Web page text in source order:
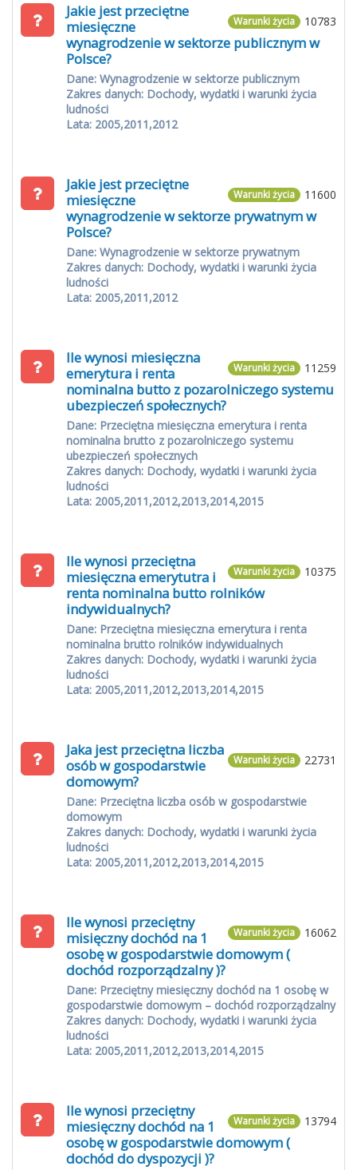
10783
Warunki życia
Jakie jest przeciętne
miesięczne
wynagrodzenie w sektorze publicznym w
Polsce?
Dane: Wynagrodzenie w sektorze publicznym
Zakres danych: Dochody, wydatki i warunki życia
ludności
Lata: 2005,2011,2012
11600
Warunki życia
Jakie jest przeciętne
miesięczne
wynagrodzenie w sektorze prywatnym w
Polsce?
Dane: Wynagrodzenie w sektorze prywatnym
Zakres danych: Dochody, wydatki i warunki życia
ludności
Lata: 2005,2011,2012
11259
Warunki życia
Ile wynosi miesięczna
emerytura i renta
nominalna butto z pozarolniczego systemu
ubezpieczeń społecznych?
Dane: Przeciętna miesięczna emerytura i renta
nominalna brutto z pozarolniczego systemu
ubezpieczeń społecznych
Zakres danych: Dochody, wydatki i warunki życia
ludności
Lata: 2005,2011,2012,2013,2014,2015
10375
Warunki życia
Ile wynosi przeciętna
miesięczna emerytutra i
renta nominalna butto rolników
indywidualnych?
Dane: Przeciętna miesięczna emerytura i renta
nominalna brutto rolników indywidualnych
Zakres danych: Dochody, wydatki i warunki życia
ludności
Lata: 2005,2011,2012,2013,2014,2015
22731
Warunki życia
Jaka jest przeciętna liczba
osób w gospodarstwie
domowym?
Dane: Przeciętna liczba osób w gospodarstwie
domowym
Zakres danych: Dochody, wydatki i warunki życia
ludności
Lata: 2005,2011,2012,2013,2014,2015
16062
Warunki życia
Ile wynosi przeciętny
misięczny dochód na 1
osobę w gospodarstwie domowym (
dochód rozporządzalny )?
Dane: Przeciętny miesięczny dochód na 1 osobę w
gospodarstwie domowym – dochód rozporządzalny
Zakres danych: Dochody, wydatki i warunki życia
ludności
Lata: 2005,2011,2012,2013,2014,2015
13794
Warunki życia
Ile wynosi przeciętny
miesięczny dochód na 1
osobę w gospodarstwie domowym (
dochód do dyspozycji )?